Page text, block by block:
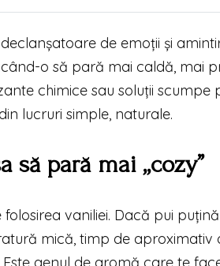
de emoții și
o să pară mai caldă, mai
chimice sau soluții
lucruri simple, naturale.
să pară mai „cozy”
vaniliei. Dacă pui
mică, timp de aproximativ